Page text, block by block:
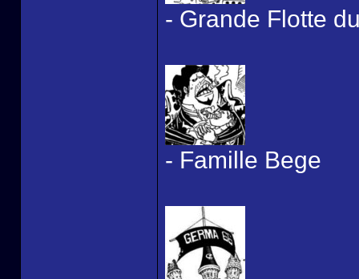
- Grande Flotte
- Famille Bege